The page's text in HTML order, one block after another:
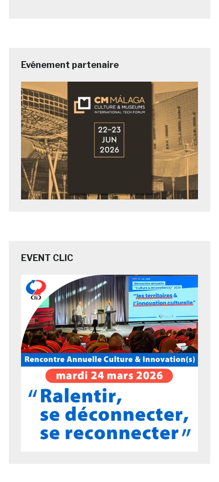
Evénement partenaire
EVENT CLIC